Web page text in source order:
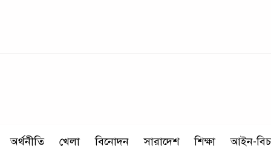
অর্থনীতি খেলা বিনোদন সারাদেশ শিক্ষা আইন-